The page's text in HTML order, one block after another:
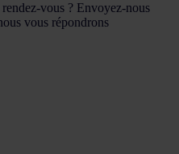
vous ? Envoyez-nous
vous répondrons